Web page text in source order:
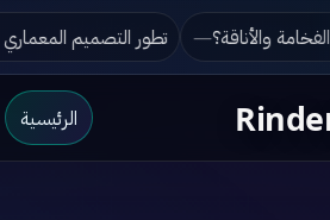
كيف تصمم فيلا كلاسيكية في العراق تجمع بين
الرئيسية